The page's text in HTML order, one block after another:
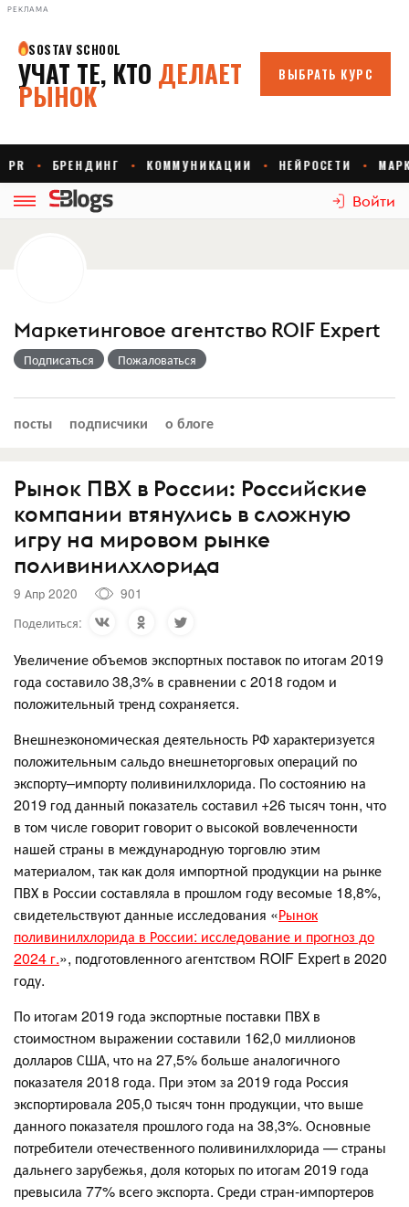
РЕКЛАМА
Войти
Маркетинговое агентство ROIF Expert
Подписаться Пожаловаться
посты подписчики о блоге
Рынок ПВХ в России: Российские
компании втянулись в сложную
игру на мировом рынке
поливинилхлорида
9 Апр 2020
901
Поделиться:
Увеличение объемов экспортных поставок по итогам 2019
года составило 38,3% в сравнении с 2018 годом и
положительный тренд сохраняется.
Внешнеэкономическая деятельность РФ характеризуется
положительным сальдо внешнеторговых операций по
экспорту–импорту поливинилхлорида. По состоянию на
2019 год данный показатель составил +26 тысяч тонн, что
в том числе говорит говорит о высокой вовлеченности
нашей страны в международную торговлю этим
материалом, так как доля импортной продукции на рынке
ПВХ в России составляла в прошлом году весомые 18,8%,
свидетельствуют данные исследования «Рынок
поливинилхлорида в России: исследование и прогноз до
2024 г.», подготовленного агентством ROIF Expert в 2020
году.
По итогам 2019 года экспортные поставки ПВХ в
стоимостном выражении составили 162,0 миллионов
долларов США, что на 27,5% больше аналогичного
показателя 2018 года. При этом за 2019 года Россия
экспортировала 205,0 тысяч тонн продукции, что выше
данного показателя прошлого года на 38,3%. Основные
потребители отечественного поливинилхлорида — страны
дальнего зарубежья, доля которых по итогам 2019 года
превысила 77% всего экспорта. Среди стран-импортеров